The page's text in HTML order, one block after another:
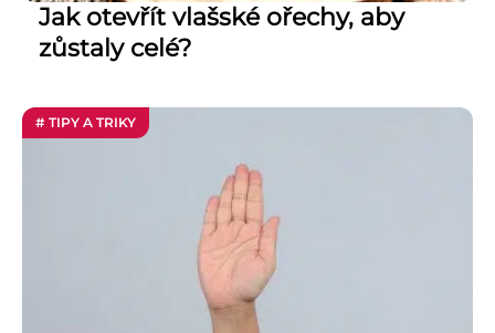
Jak otevřít vlašské ořechy, aby
zůstaly celé?
# TIPY A TRIKY